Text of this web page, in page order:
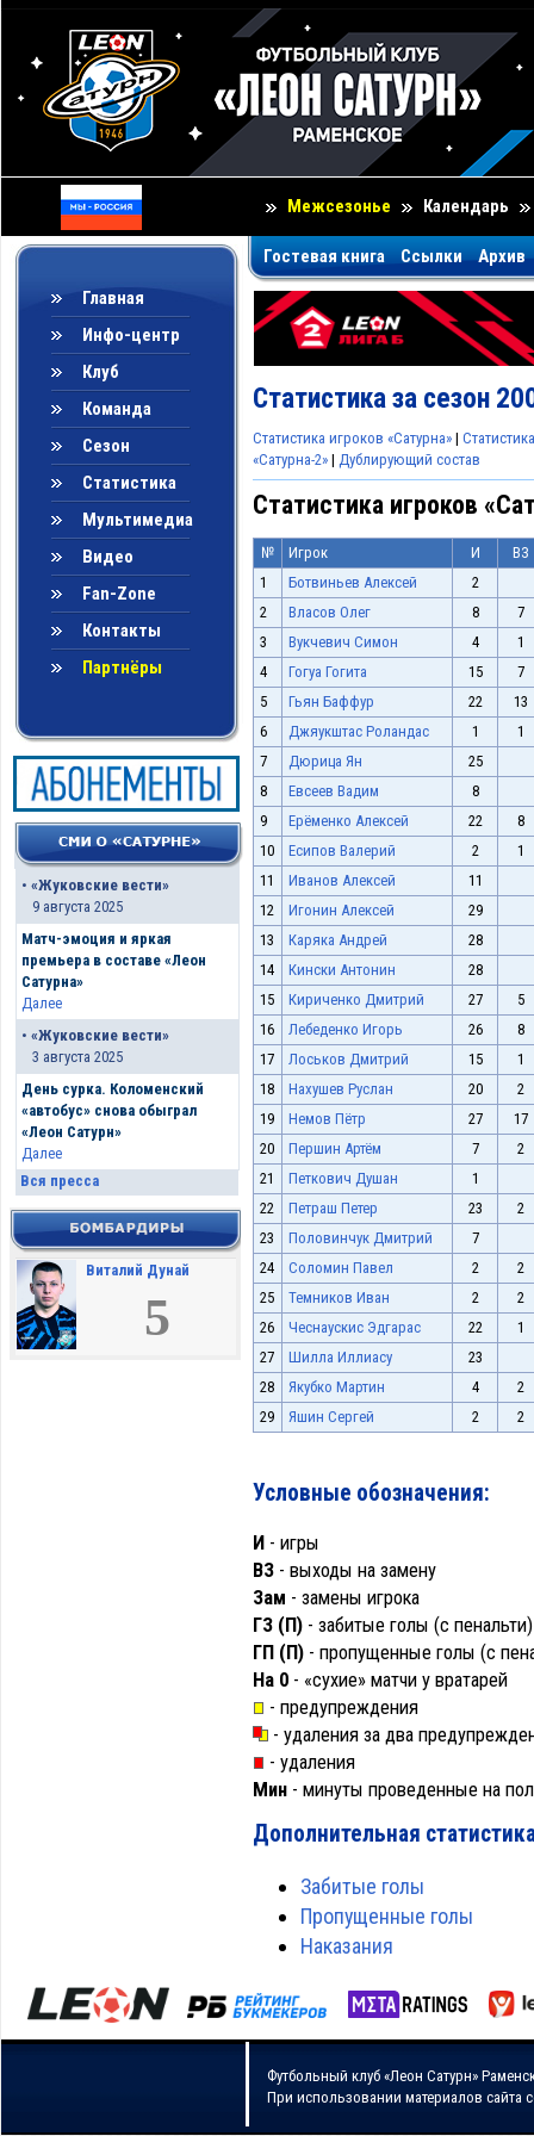
Межсезонье Календарь
Главная
Инфо-центр
Клуб
Команда
Сезон
Статистика
Мультимедиа
Видео
Fan-Zone
Контакты
Партнёры
• «Жуковские вести»
9 августа 2025
Матч-эмоция и яркая
премьера в составе «Леон
Сатурна»
Далее
• «Жуковские вести»
3 августа 2025
День сурка. Коломенский
«автобус» снова обыграл
«Леон Сатурн»
Далее
Вся пресса
Виталий Дунай
5
Гостевая книга Ссылки Архив
Статистика за сезон
Статистика игроков «Сатурна» |
«Сатурна-2» | Дублирующий состав
Статистика игроков
№ Игрок И
ВЗ
1
Ботвиньев Алексей
2
2
Власов Олег 8
7
3
Вукчевич Симон 4
1
4
Гогуа Гогита 15
7
5
Гьян Баффур 22
13
6
Джяукштас Роландас 1
1
7
Дюрица Ян
25
8
Евсеев Вадим
8
9
Ерёменко Алексей 22
8
10
Есипов Валерий 2
1
11
Иванов Алексей
11
12
Игонин Алексей
29
13
Каряка Андрей
28
14
Кински Антонин
28
15
Кириченко Дмитрий 27
5
16
Лебеденко Игорь 26
8
17
Лоськов Дмитрий 15
1
18
Нахушев Руслан 20
2
19
Немов Пётр 27
17
20
Першин Артём 7
2
21
Петкович Душан
1
22
Петраш Петер 23
2
23
Половинчук Дмитрий
7
24
Соломин Павел 2
2
25
Темников Иван 2
2
26
Чеснаускис Эдгарас 22
1
27
Шилла Иллиасу
23
28
Якубко Мартин 4
2
29
Яшин Сергей 2 2
Условные обозначения:
И - игры
ВЗ - выходы на замену
Зам - замены игрока
ГЗ (П) - забитые голы (с пенальти)
ГП (П) - пропущенные голы (с
На 0 - «сухие» матчи у вратарей
- предупреждения
- удаления за два
- удаления
Мин - минуты проведенные на
Дополнительная
Забитые голы
Пропущенные голы
Наказания
Футбольный клуб «Леон Сатурн»
При использовании материалов сайта